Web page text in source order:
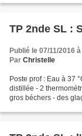
TP 2nde SL :
Publié le 07/11/2016
Par Christelle
Poste prof : Eau à 37
distillée - 2
gros béchers - des